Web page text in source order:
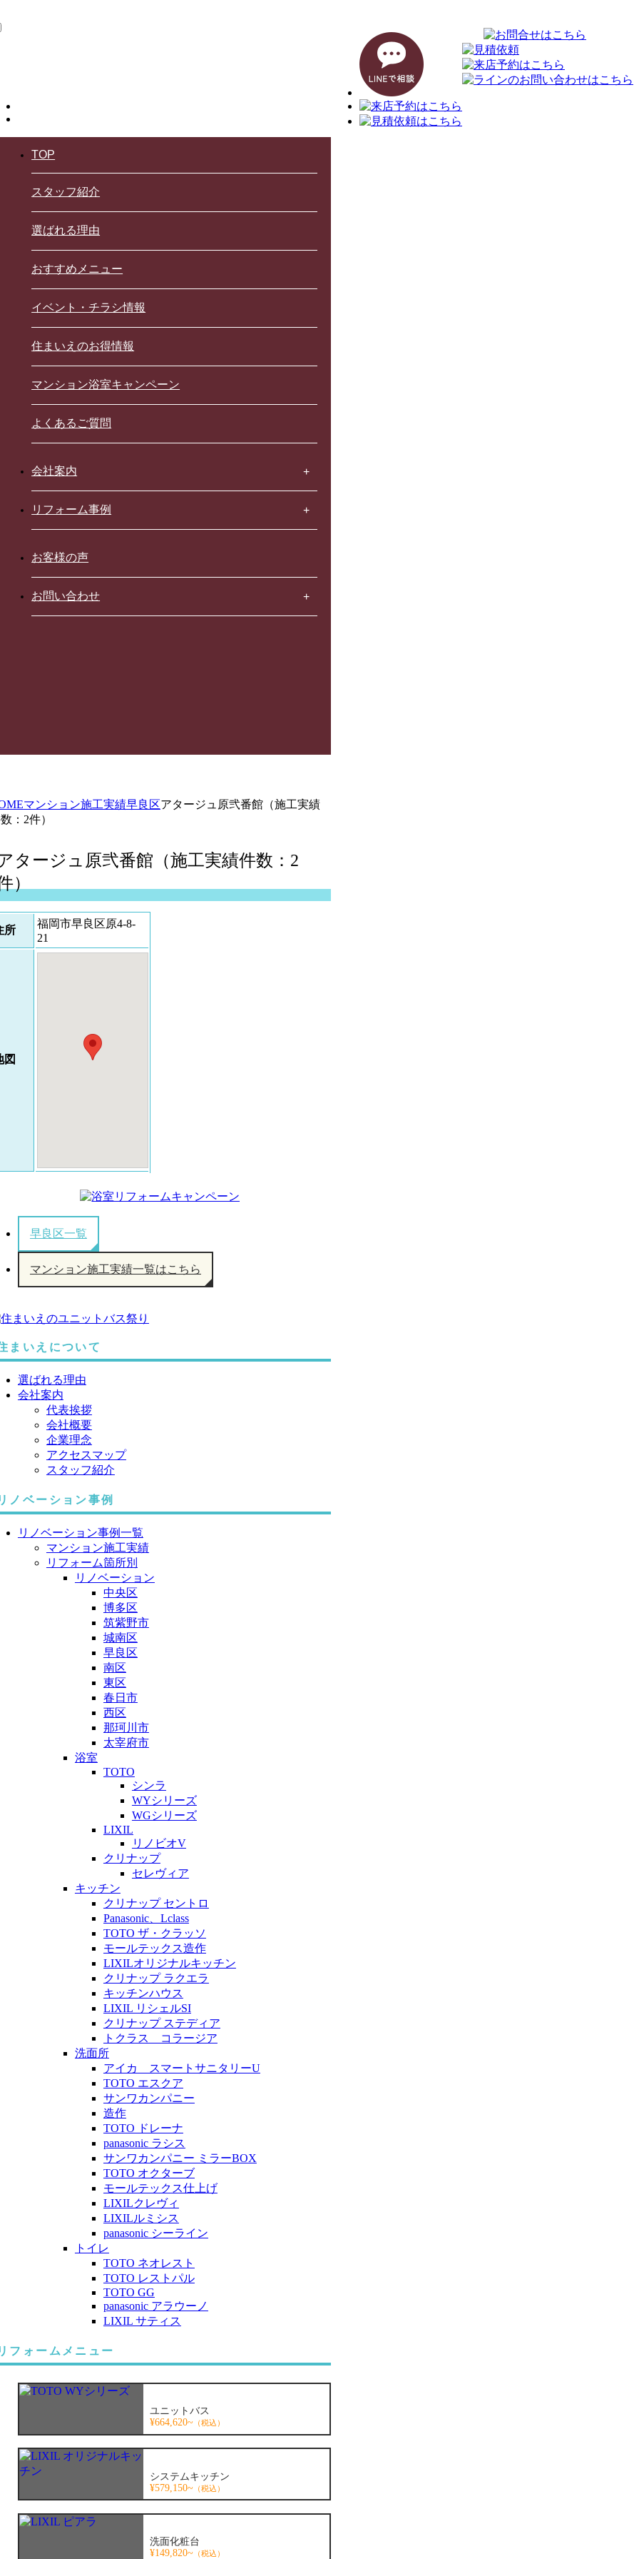
TOP
スタッフ紹介
選ばれる理由
おすすめメニュー
イベント・チラシ情報
住まいえのお得情報
マンション浴室キャンペーン
よくあるご質問
会社案内
リフォーム事例
お客様の声
お問い合わせ
マンション施工実績早良区アタージュ原弐番館（施工実績
：2件）
タージュ原弐番館（施工実績件数：2
）
所
福岡市早良区原4-8-
21
図
早良区一覧
マンション施工実績一覧はこちら
まいえについて
選ばれる理由
会社案内
代表挨拶
会社概要
企業理念
アクセスマップ
スタッフ紹介
ノベーション事例
リノベーション事例一覧
マンション施工実績
リフォーム箇所別
リノベーション
中央区
博多区
筑紫野市
城南区
早良区
南区
東区
春日市
西区
那珂川市
太宰府市
浴室
TOTO
シンラ
WYシリーズ
WGシリーズ
LIXIL
リノビオV
クリナップ
セレヴィア
キッチン
クリナップ セントロ
Panasonic、Lclass
TOTO ザ・クラッソ
モールテックス造作
LIXILオリジナルキッチン
クリナップ ラクエラ
キッチンハウス
LIXIL リシェルSI
クリナップ ステディア
トクラス コラージア
洗面所
アイカ スマートサニタリーU
TOTO エスクア
サンワカンパニー
造作
TOTO ドレーナ
panasonic ラシス
サンワカンパニー ミラーBOX
TOTO オクターブ
モールテックス仕上げ
LIXILクレヴィ
LIXILルミシス
panasonic シーライン
トイレ
TOTO ネオレスト
TOTO レストパル
TOTO GG
panasonic アラウーノ
LIXIL サティス
フォームメニュー
ユニットバス
¥664,620~（税込）
システムキッチン
¥579,150~（税込）
洗面化粧台
¥149,820~（税込）